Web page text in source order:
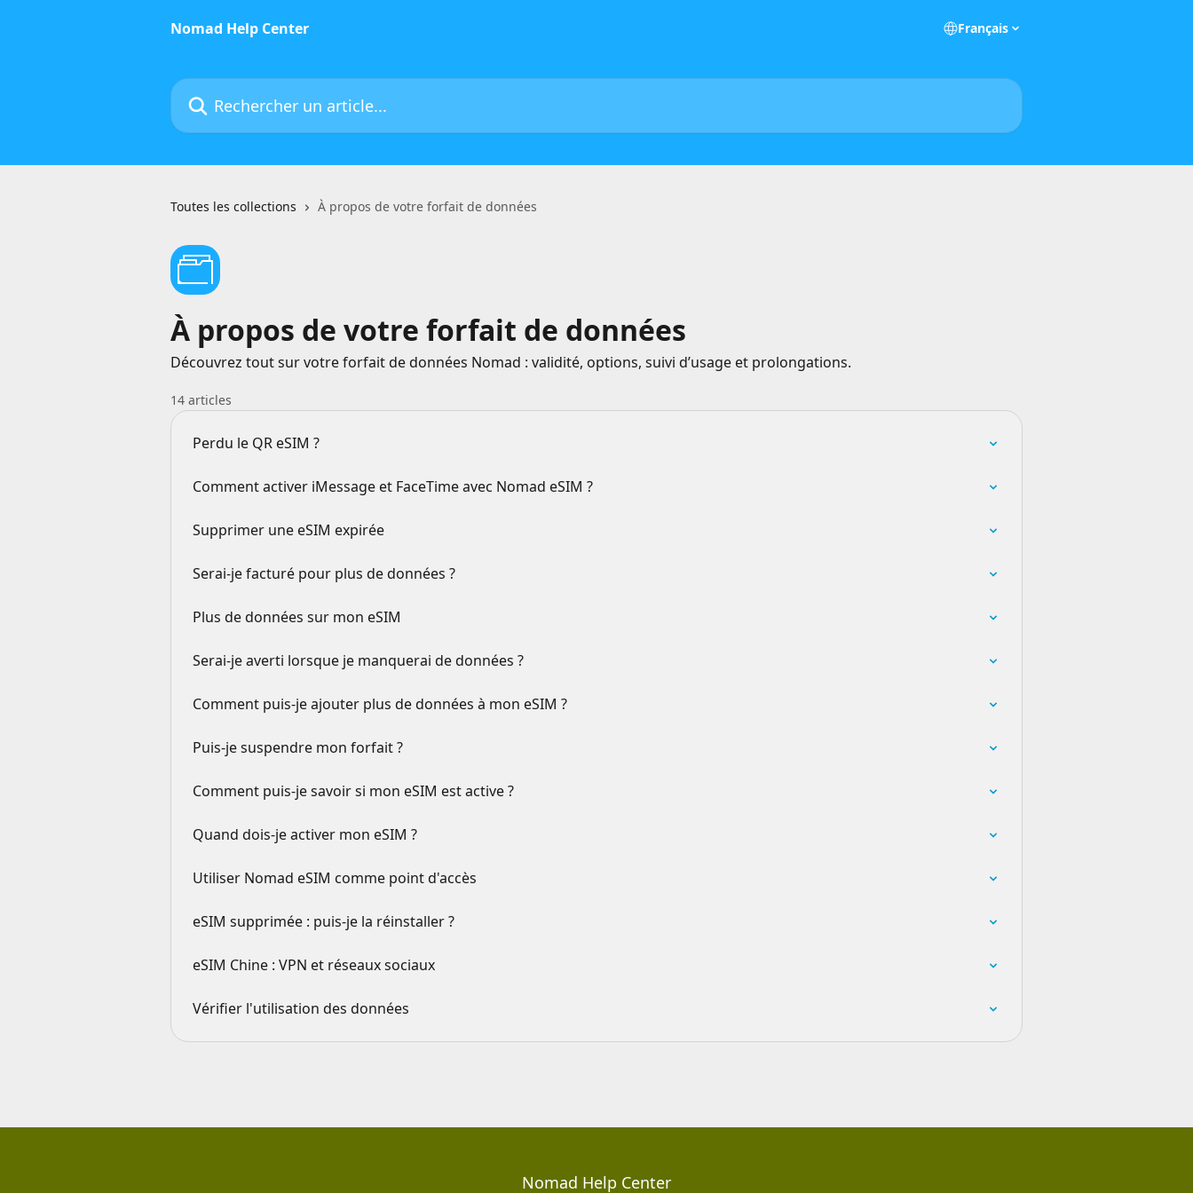
Nomad Help Center
Français
Rechercher un article...
Toutes les collections À propos de votre forfait de données
À propos de votre forfait de données
Découvrez tout sur votre forfait de données Nomad : validité, options, suivi d’usage et prolongations.
14 articles
Perdu le QR eSIM ?
Comment activer iMessage et FaceTime avec Nomad eSIM ?
Supprimer une eSIM expirée
Serai-je facturé pour plus de données ?
Plus de données sur mon eSIM
Serai-je averti lorsque je manquerai de données ?
Comment puis-je ajouter plus de données à mon eSIM ?
Puis-je suspendre mon forfait ?
Comment puis-je savoir si mon eSIM est active ?
Quand dois-je activer mon eSIM ?
Utiliser Nomad eSIM comme point d'accès
eSIM supprimée : puis-je la réinstaller ?
eSIM Chine : VPN et réseaux sociaux
Vérifier l'utilisation des données
Nomad Help Center